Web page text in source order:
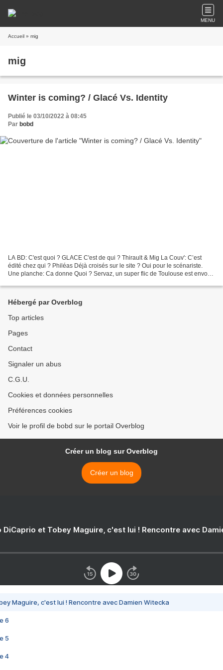
MENU
Accueil » mig
mig
Winter is coming? / Glacé Vs. Identity
Publié le 03/10/2022 à 08:45
Par bobd
LA BD: C'est quoi ? GLACE C'est de qui ? Thirault & Mig La Couv': C’est
édité chez qui ? Philéas Déjà croisés sur le site ? Oui pour le scénariste.
Une planche: Ca donne Quoi ? Servaz, un super flic de Toulouse est envoyé
Hébergé par Overblog
Top articles
Pages
Contact
Signaler un abus
C.G.U.
Cookies et données personnelles
Préférences cookies
Voir le profil de bobd sur le portail Overblog
Créer un blog sur Overblog
Créer un blog
DiCaprio et Tobey Maguire, c'est lui ! Rencontre avec
Maguire, c'est lui ! Rencontre avec Damien Witecka
6
5
4